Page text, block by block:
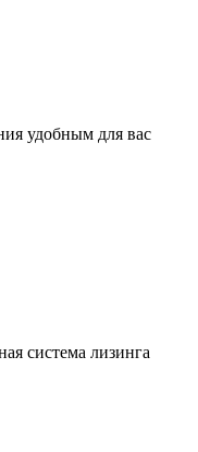
удобным для вас
система лизинга